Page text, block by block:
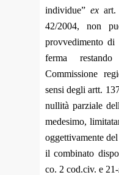
individue” exart.
42/2004, non
provvedimento di
ferma
Commissione
sensi degli artt.
nullità parziale
medesimo,
oggettivamente
il combinato
co. 2 cod.civ. e 21-